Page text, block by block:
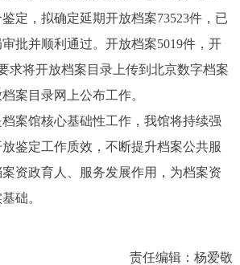
定，拟确定延期开放档案73523件，已
批并顺利通过。开放档案5019件，开
求将开放档案目录上传到北京数字档案
案目录网上公布工作。
馆核心基础性工作，我馆将持续强
鉴定工作质效，不断提升档案公共服
资政育人、服务发展作用，为档案资
础。
责任编辑：杨爱敬